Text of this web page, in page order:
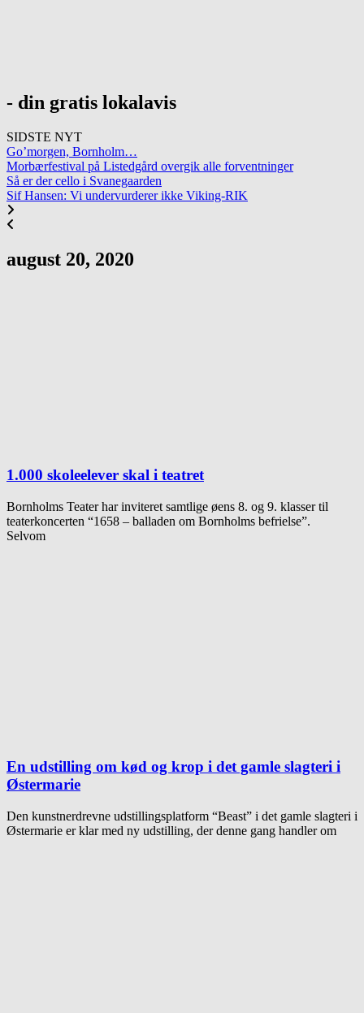
- din gratis lokalavis
SIDSTE NYT
Go’morgen, Bornholm…
Morbærfestival på Listedgård overgik alle forventninger
Så er der cello i Svanegaarden
Sif Hansen: Vi undervurderer ikke Viking-RIK
august 20, 2020
1.000 skoleelever skal i teatret
Bornholms Teater har inviteret samtlige øens 8. og 9. klasser til
teaterkoncerten “1658 – balladen om Bornholms befrielse”.
Selvom
En udstilling om kød og krop i det gamle slagteri i
Østermarie
Den kunstnerdrevne udstillingsplatform “Beast” i det gamle slagteri i
Østermarie er klar med ny udstilling, der denne gang handler om